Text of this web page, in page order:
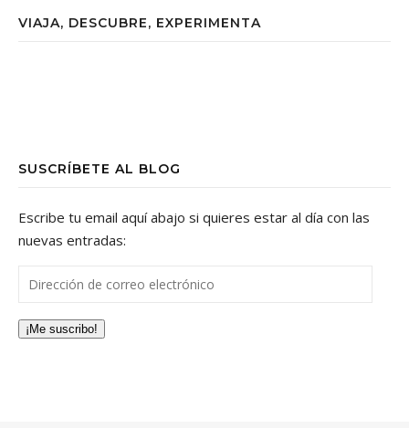
VIAJA, DESCUBRE, EXPERIMENTA
SUSCRÍBETE AL BLOG
Escribe tu email aquí abajo si quieres estar al día con las
nuevas entradas:
Dirección de correo electrónico
¡Me suscribo!